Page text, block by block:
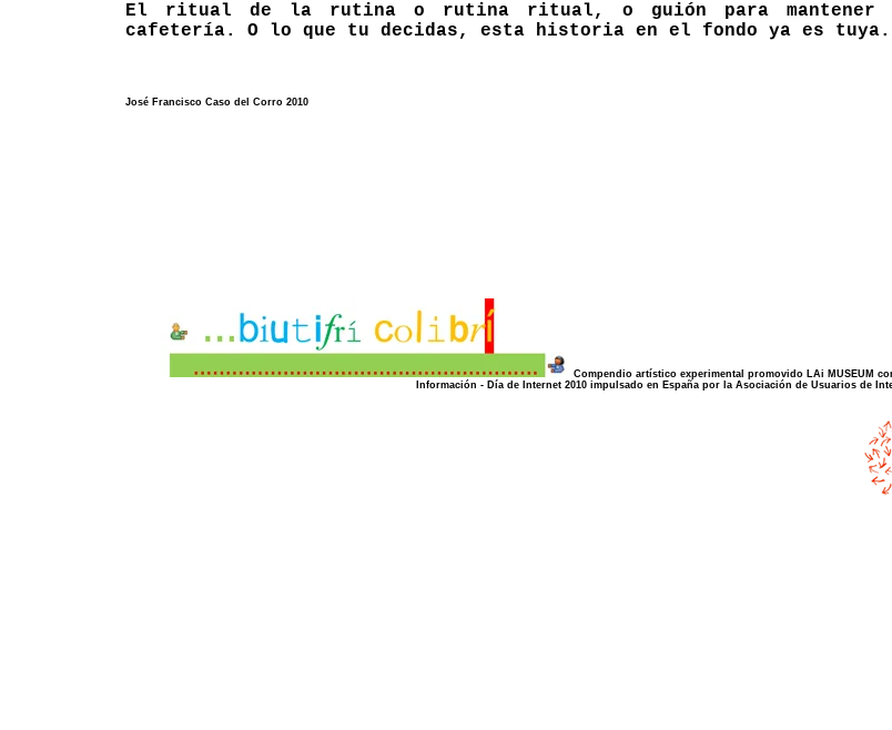
El ritual de la rutina o rutina ritual, o guión para mantener
cafetería. O lo que tu decidas, esta historia en el fondo ya es tuya.
José Francisco Caso del Corro 2010
Compendio artístico experimental promovido LAi MUSEUM
Información - Día de Internet 2010 impulsado en España por la Asociación de Usuarios de